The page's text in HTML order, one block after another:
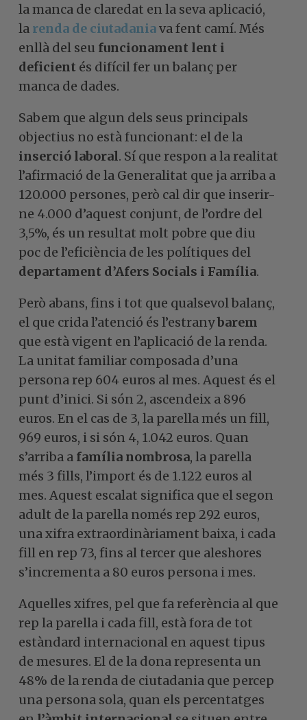
la manca de claredat en la seva aplicació,
la renda de ciutadaniava fent camí. Més
enllà del seu funcionament lent i
deficient és difícil fer un balanç per
manca de dades.
Sabem que algun dels seus principals
objectius no està funcionant: el de la
inserció laboral. Sí que respon a la realitat
l’afirmació de la Generalitat que ja arriba a
120.000 persones, però cal dir que inserir-
ne 4.000 d’aquest conjunt, de l’ordre del
3,5%, és un resultat molt pobre que diu
poc de l’eficiència de les polítiques del
departament d’Afers Socials i Família.
Però abans, fins i tot que qualsevol balanç,
el que crida l’atenció és l’estranybarem
que està vigent en l’aplicació de la renda.
La unitat familiar composada d’una
persona rep 604 euros al mes. Aquest és el
punt d’inici. Si són 2, ascendeix a 896
euros. En el cas de 3, la parella més un fill,
969 euros, i si són 4, 1.042 euros. Quan
s’arriba a família nombrosa, la parella
més 3 fills, l’import és de 1.122 euros al
mes. Aquest escalat significa que el segon
adult de la parella només rep 292 euros,
una xifra extraordinàriament baixa, i cada
fill en rep 73, fins al tercer que aleshores
s’incrementa a 80 euros persona i mes.
Aquelles xifres, pel que fa referència al que
rep la parella i cada fill, està fora de tot
estàndard internacional en aquest tipus
de mesures. El de la dona representa un
48% de la renda de ciutadania que percep
una persona sola, quan els percentatges